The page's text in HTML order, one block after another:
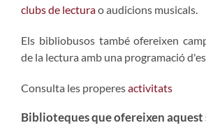
clubs de lecturao audicions musicals.
Els bibliobusos també ofereixen
de la lectura amb una programació
Consulta les properesactivitats
Biblioteques que ofereixen aquest